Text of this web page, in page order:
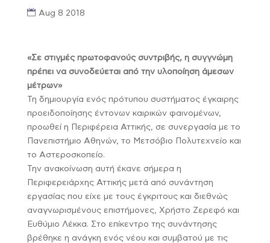
Aug 8 2018
«Σε στιγμές πρωτοφανούς συντριβής, η συγγνώμη
πρέπει να συνοδεύεται από την υλοποίηση άμεσων
μέτρων»
Τη δημιουργία ενός πρότυπου συστήματος έγκαιρης
προειδοποίησης έντονων καιρικών φαινομένων,
προωθεί η Περιφέρεια Αττικής, σε συνεργασία με το
Πανεπιστήμιο Αθηνών, το Μετσόβιο Πολυτεχνείο και
το Αστεροσκοπείο.
Την ανακοίνωση αυτή έκανε σήμερα η
Περιφερειάρχης Αττικής μετά από συνάντηση
εργασίας που είχε με τους έγκριτους και διεθνώς
αναγνωρισμένους επιστήμονες, Χρήστο Ζερεφό και
Ευθύμιο Λέκκα. Στο επίκεντρο της συνάντησης
βρέθηκε η ανάγκη ενός νέου και συμβατού με τις